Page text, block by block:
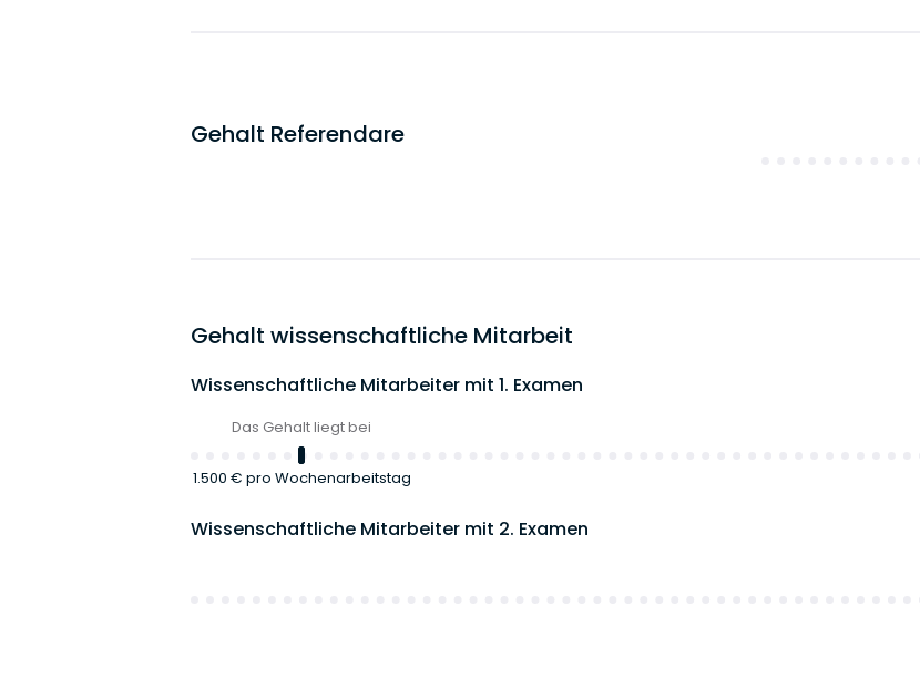
Gehalt Referendare
Gehalt wissenschaftliche Mitarbeit
Wissenschaftliche Mitarbeiter mit 1. Examen
Das Gehalt liegt bei
1.500 € pro Wochenarbeitstag
Wissenschaftliche Mitarbeiter mit 2. Examen